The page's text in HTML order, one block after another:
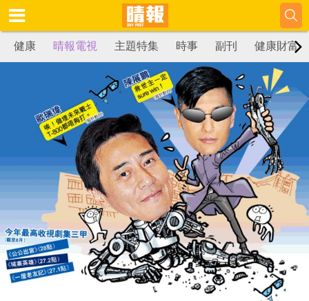
健康 晴報電視 主題特集 時事 副刊 健康財富